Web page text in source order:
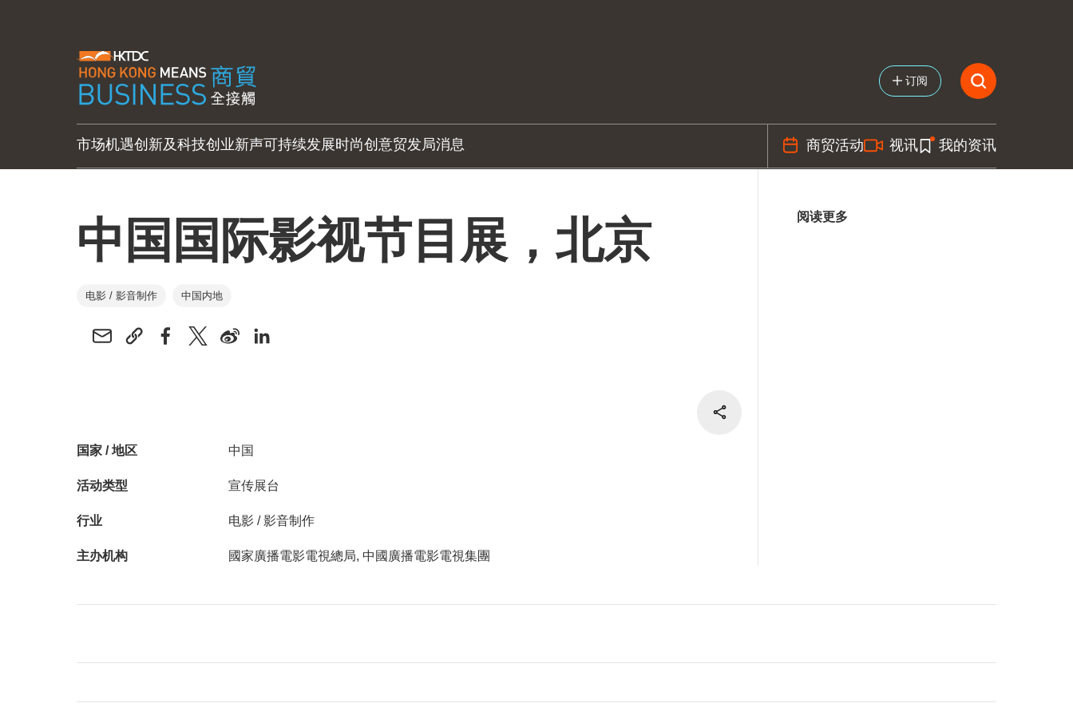
订阅
市场机遇创新及科技创业新声可持续发展时尚创意贸发局消息 商贸活动 视讯 我的资讯
中国国际影视节目展，北京
电影 / 影音制作 中国内地
国家 / 地区 中国
活动类型 宣传展台
行业 电影 / 影音制作
主办机构 國家廣播電影電視總局, 中國廣播電影電視集團
阅读更多